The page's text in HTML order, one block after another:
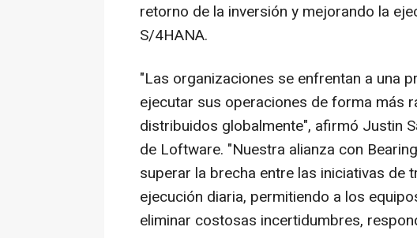
retorno de la inversión y mejorando la
S/4HANA.
"Las organizaciones se enfrentan a una
ejecutar sus operaciones de forma más
distribuidos globalmente", afirmó Justin
de Loftware. "Nuestra alianza con
superar la brecha entre las iniciativas de
ejecución diaria, permitiendo a los
eliminar costosas incertidumbres,